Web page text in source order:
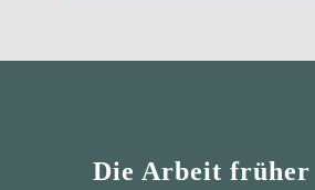
Die Arbeit früher